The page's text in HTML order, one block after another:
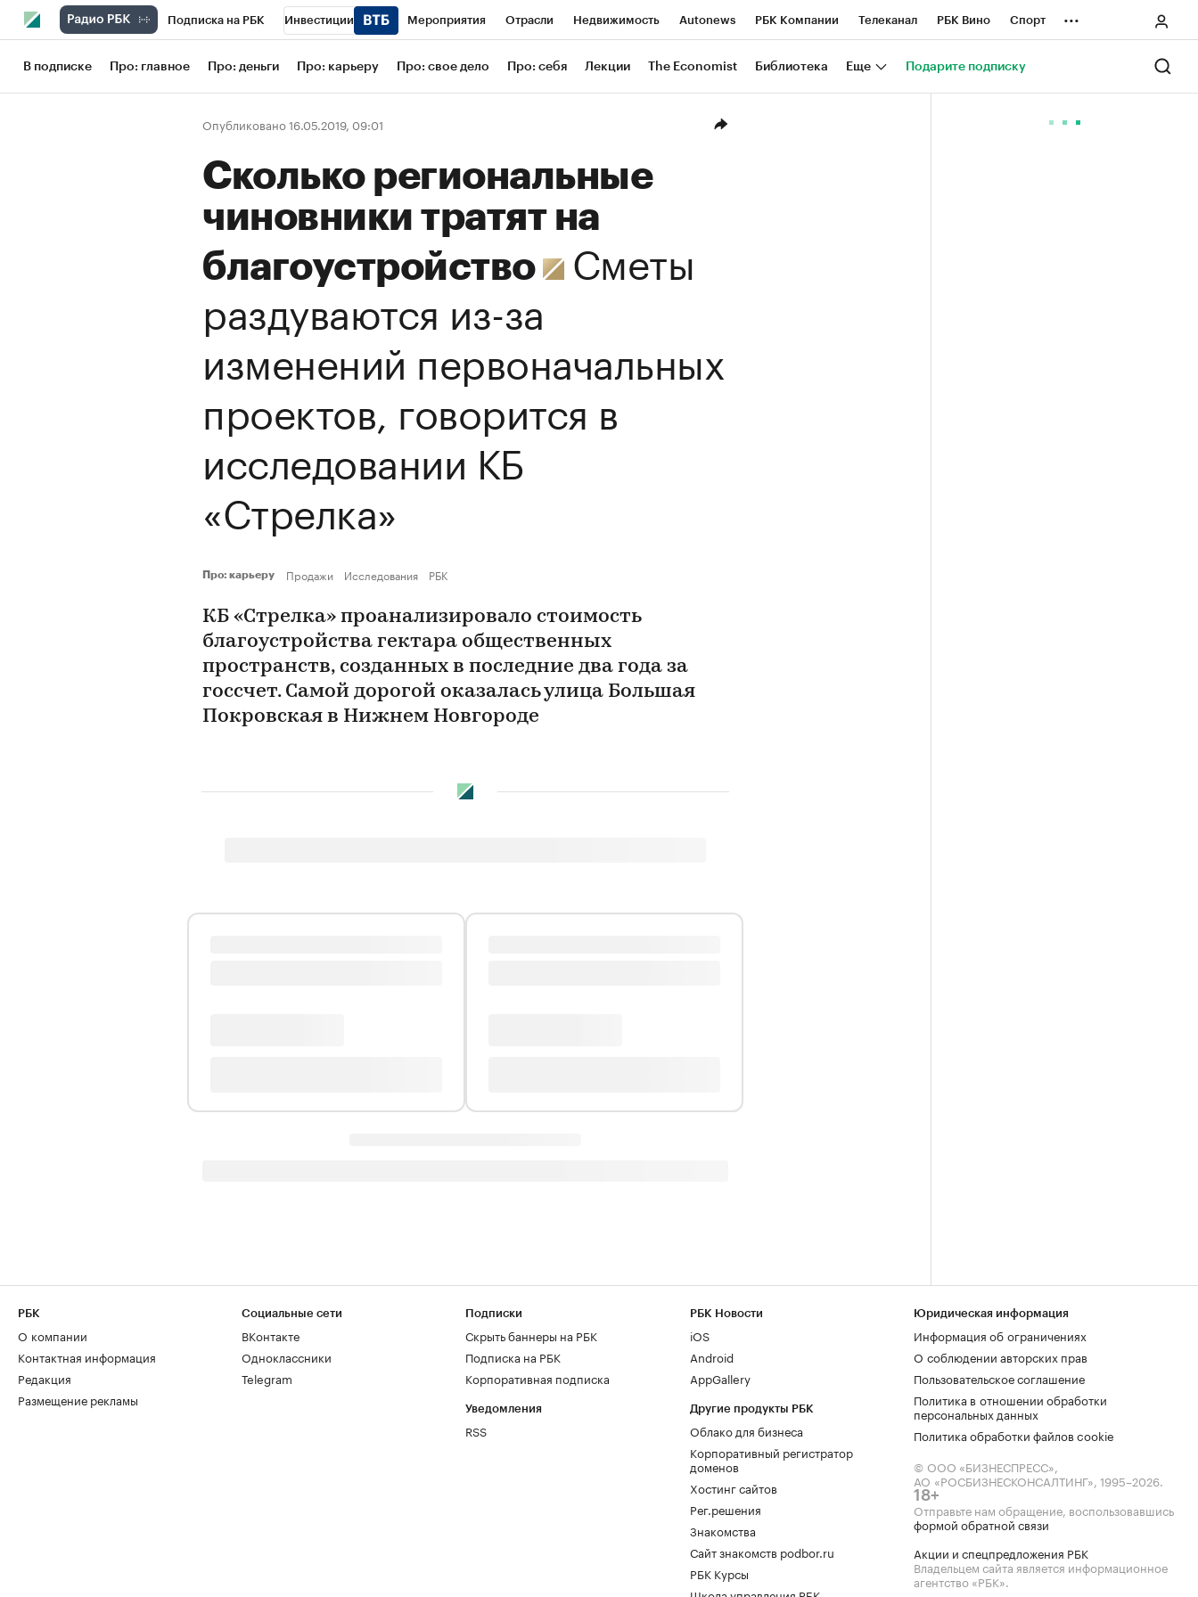
Подписка на РБК Инвестиции Мероприятия Отрасли Недвижимость Autonews РБК Компании Телеканал РБК Вино Спорт
Школа управления РБК РБК Образование РБК Life Тренды Визионеры Национальные проекты Город
Рынок наличной валюты
...
В подписке Про: главное Про: деньги Про: карьеру Про: свое дело Про: себя Лекции The Economist Библиотека Еще Подарите подписку
Опубликовано 16.05.2019, 09:01
Сколько региональные
чиновники тратят на
благоустройство
Сметы
раздуваются из-за
изменений первоначальных
проектов, говорится в
исследовании КБ
«Стрелка»
Про: карьеру Продажи Исследования РБК
КБ «Стрелка» проанализировало стоимость
благоустройства гектара общественных
пространств, созданных в последние два года за
госсчет. Самой дорогой оказалась улица Большая
Покровская в Нижнем Новгороде
РБК
О компании
Контактная информация
Редакция
Размещение рекламы
Социальные сети
ВКонтакте
Одноклассники
Telegram
Подписки
Скрыть баннеры на РБК
Подписка на РБК
Корпоративная подписка
Уведомления
RSS
РБК Новости
iOS
Android
AppGallery
Другие продукты РБК
Облако для бизнеса
Корпоративный регистратор
доменов
Хостинг сайтов
Рег.решения
Знакомства
Сайт знакомств podbor.ru
РБК Курсы
Юридическая информация
Информация об ограничениях
О соблюдении авторских прав
Пользовательское соглашение
Политика в отношении обработки
персональных данных
Политика обработки файлов cookie
© ООО «БИЗНЕСПРЕСС»,
АО «РОСБИЗНЕСКОНСАЛТИНГ», 1995–2026.
18+
Отправьте нам обращение, воспользовавшись
формой обратной связи
Акции и спецпредложения РБК
Владельцем сайта является информационное
агентство «РБК».